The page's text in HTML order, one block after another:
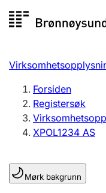
Registersøk
Aksjeselskap
Registrere, endre,
Lag og forening
Forsiden
Registersøk
XPOL1234 AS
Mørk bakgrunn